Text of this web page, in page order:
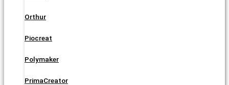
Orthur
Piocreat
Polymaker
PrimaCreator